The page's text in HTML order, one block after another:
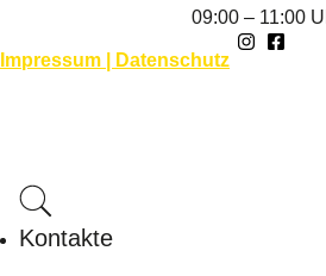
09:00 – 11:00
Impressum | Datenschutz
Kontakte